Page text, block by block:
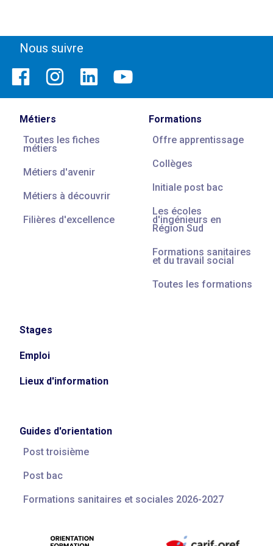
Nous suivre
Métiers
Toutes les fiches
métiers
Métiers d'avenir
Métiers à découvrir
Filières d'excellence
Formations
Offre apprentissage
Collèges
Initiale post bac
Les écoles
d'ingénieurs en
Région Sud
Formations sanitaires
et du travail social
Toutes les formations
Stages
Emploi
Lieux d'information
Guides d'orientation
Post troisième
Post bac
Formations sanitaires et sociales 2026-2027